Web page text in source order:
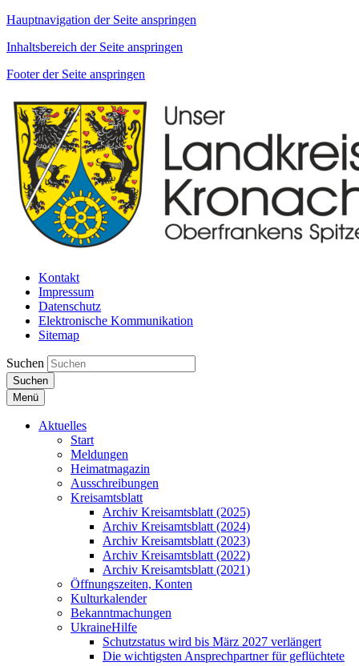
Hauptnavigation der Seite anspringen
Inhaltsbereich der Seite anspringen
Footer der Seite anspringen
Kontakt
Impressum
Datenschutz
Elektronische Kommunikation
Sitemap
Suchen
Suchen
Menü
Aktuelles
Start
Meldungen
Heimatmagazin
Ausschreibungen
Kreisamtsblatt
Archiv Kreisamtsblatt (2025)
Archiv Kreisamtsblatt (2024)
Archiv Kreisamtsblatt (2023)
Archiv Kreisamtsblatt (2022)
Archiv Kreisamtsblatt (2021)
Öffnungszeiten, Konten
Kulturkalender
Bekanntmachungen
UkraineHilfe
Schutzstatus wird bis März 2027 verlängert
Die wichtigsten Ansprechpartner für geflüchtete